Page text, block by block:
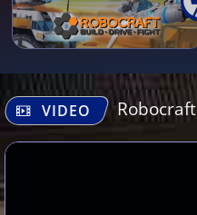
VIDEO Robocraft